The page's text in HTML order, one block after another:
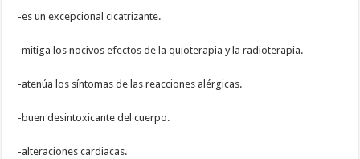
-es un excepcional cicatrizante.
-mitiga los nocivos efectos de la quioterapia y la radioterapia.
-atenúa los síntomas de las reacciones alérgicas.
-buen desintoxicante del cuerpo.
-alteraciones cardiacas.